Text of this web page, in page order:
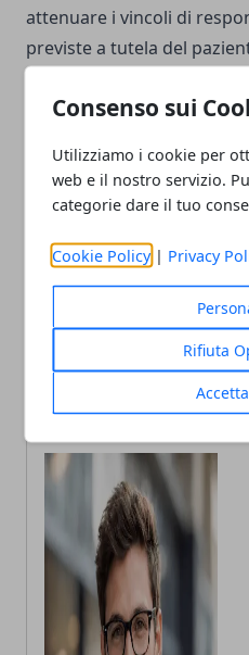
Consenso sui
Utilizziamo i cookie per
web e il nostro servizio.
categorie dare il tuo
Cookie Policy | Privacy
Rifiuta
attenuare i vincoli di
previste a tutela del
Facebook
TwitterWhatsapp
Lumen Lab, a UniTo un
percorso per valorizzare la
ricerca culturale e creativa